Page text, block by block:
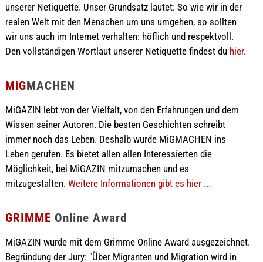
unserer Netiquette. Unser Grundsatz lautet: So wie wir in der
realen Welt mit den Menschen um uns umgehen, so sollten
wir uns auch im Internet verhalten: höflich und respektvoll.
Den vollständigen Wortlaut unserer Netiquette findest du hier.
MiGMACHEN
MiGAZIN lebt von der Vielfalt, von den Erfahrungen und dem
Wissen seiner Autoren. Die besten Geschichten schreibt
immer noch das Leben. Deshalb wurde MiGMACHEN ins
Leben gerufen. Es bietet allen allen Interessierten die
Möglichkeit, bei MiGAZIN mitzumachen und es
mitzugestalten. Weitere Informationen gibt es hier ...
GRIMME Online Award
MiGAZIN wurde mit dem Grimme Online Award ausgezeichnet.
Begründung der Jury: "Über Migranten und Migration wird in